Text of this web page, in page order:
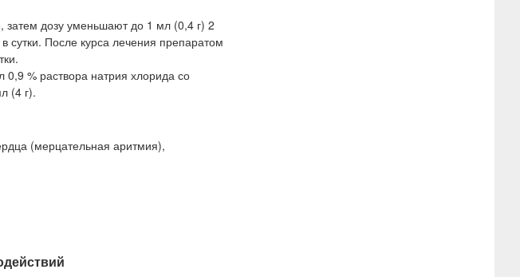
затем дозу уменьшают до 1 мл (0,4 г) 2
сутки. После курса лечения препаратом
% раствора натрия хлорида со
(4 г).
(мерцательная аритмия),